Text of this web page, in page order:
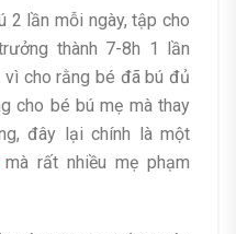
2 lần mỗi ngày, tập cho
thành 7-8h 1 lần
cho rằng bé đã bú đủ
cho bé bú mẹ mà thay
đây lại chính là một
mà rất nhiều mẹ phạm